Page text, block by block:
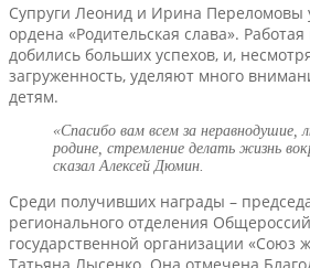
Супруги Леонид и Ирина Переломовы
ордена «Родительская слава».
добились больших успехов, и,
загруженность, уделяют много
детям.
«Спасибо вам всем за неравнодушие,
родине, стремление делать жизнь
сказал Алексей Дюмин.
Среди получивших награды –
регионального отделения
государственной организации «Союз